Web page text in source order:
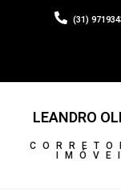
(31)
LEANDRO